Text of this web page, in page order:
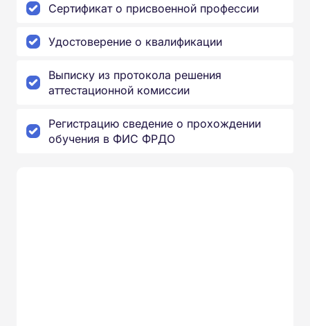
Сертификат о присвоенной профессии
Удостоверение о квалификации
Выписку из протокола решения
аттестационной комиссии
Регистрацию сведение о прохождении
обучения в ФИС ФРДО